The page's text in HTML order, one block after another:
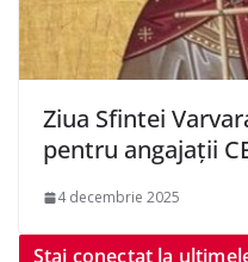
Ziua Sfintei
pentru angajații
4 decembrie 2025
Stai conectat la